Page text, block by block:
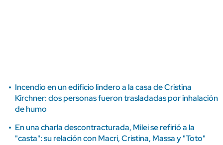
Incendio en un edificio lindero a la casa de Cristina
Kirchner: dos personas fueron trasladadas por inhalación
de humo
En una charla descontracturada, Milei se refirió a la
"casta": su relación con Macri, Cristina, Massa y "Toto"